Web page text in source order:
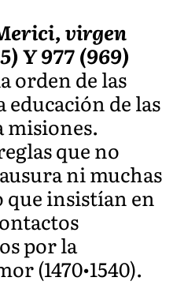
virgen
Y 977 (969)
orden de las
de las
misiones.
que no
ni muchas
que insistían en
por la
(1470•1540).